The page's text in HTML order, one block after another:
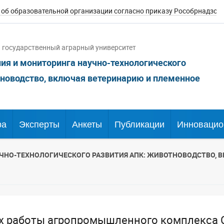
образовательной организации согласно приказу
аграрный университет
и мониторинга научно-технологического
включая ветеринарию и племенное
Эксперты Анкеты Публикации
ТЕХНОЛОГИЧЕСКОГО РАЗВИТИЯ АПК: ЖИВОТНОВОДСТВО,
работы агропромышленного комплекса